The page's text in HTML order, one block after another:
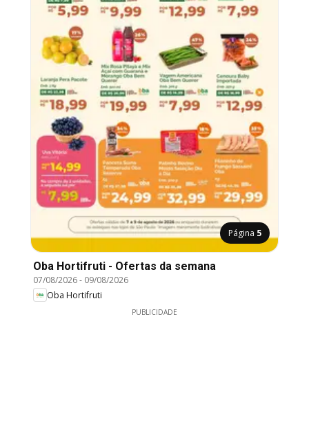
Página 5
Oba Hortifruti - Ofertas da semana
07/08/2026- 09/08/2026
Oba Hortifruti
PUBLICIDADE